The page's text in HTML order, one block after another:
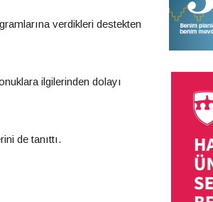
verdikleri destekten
ilgilerinden dolayı
de tanıttı.